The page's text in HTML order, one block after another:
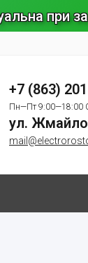
при
+7 (863)
Пн—Пт 9:00—18:00
ул.